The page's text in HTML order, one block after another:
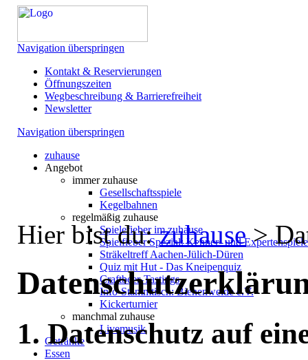
Navigation überspringen
Kontakt & Reservierungen
Öffnungszeiten
Wegbeschreibung & Barrierefreiheit
Newsletter
Navigation überspringen
zuhause
Angebot
immer zuhause
Gesellschaftsspiele
Kegelbahnen
regelmäßig zuhause
Spielefieber im zuhause
Spielfieber Spezial: Kenner- und
Sträkeltreff Aachen-Jülich-Düren
Quiz mit Hut - Das Kneipenquiz
Craftbeer-Tastings
Info-Stammtisch: Bienenweide e.V.
Kickerturnier
manchmal zuhause
Livemusik
Getränke
Essen
Hier bist du:zuhause>
1. Datenschutz auf